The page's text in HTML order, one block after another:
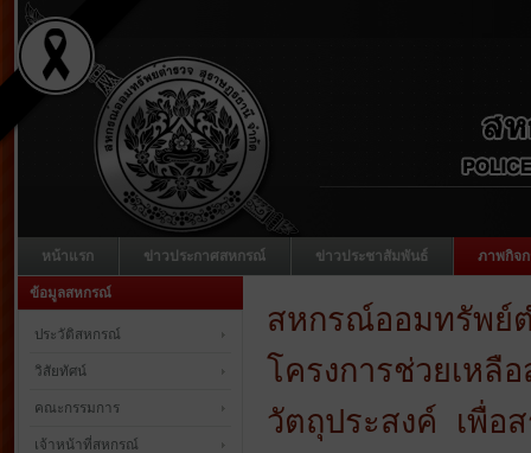
หน้าแรก ข่าวประกาศสหกรณ์ ข่าวประชาสัมพันธ์ ภาพกิจก
สหกรณ์ออมทรัพย์
โครงการช่วยเหลื
วัตถุประสงค์ เพื่อ
ข้อมูลสหกรณ์
ประวัติสหกรณ์
วิสัยทัศน์
คณะกรรมการ
เจ้าหน้าที่สหกรณ์